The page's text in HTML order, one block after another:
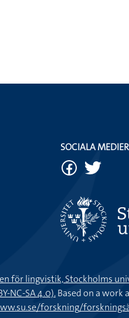
SOCIALA MEDIER
för lingvistik, Stockholms
NC-SA 4.0).Based on a work
forskning/